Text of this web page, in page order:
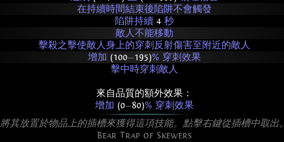
在持續時間結束後陷阱不會觸發
陷阱持續 4 秒
敵人不能移動
擊殺之擊使敵人身上的穿刺反射傷害至附近的敵人
增加 (100—195)% 穿刺效果
擊中時穿刺敵人
來自品質的額外效果：
增加 (0—80)% 穿刺效果
將其放置於物品上的插槽來獲得這項技能。點擊右鍵從插槽中取出。
Bear Trap of Skewers